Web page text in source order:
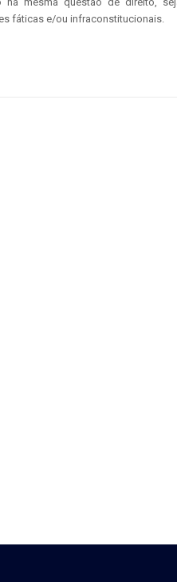
fáticas e/ou infraconstitucionais.